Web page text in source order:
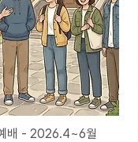
배 - 2026.4~6월